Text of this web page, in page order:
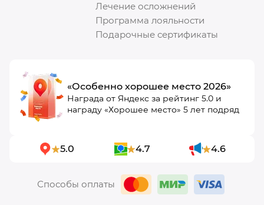
Лечение осложнений
Программа лояльности
Подарочные сертификаты
«Особенно хорошее место 2026»
Награда от Яндекс за рейтинг 5.0 и
награду «Хорошее место» 5 лет подряд
5.0 4.7 4.6
Способы оплаты